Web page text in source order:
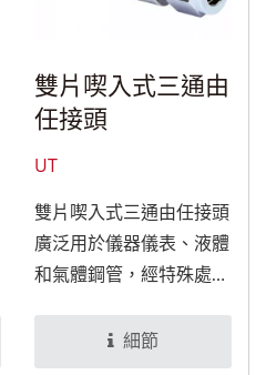
雙片喫入式三通由
任接頭
UT
雙片喫入式三通由任接頭
廣泛用於儀器儀表、液體
和氣體鋼管，經特殊處理
細節